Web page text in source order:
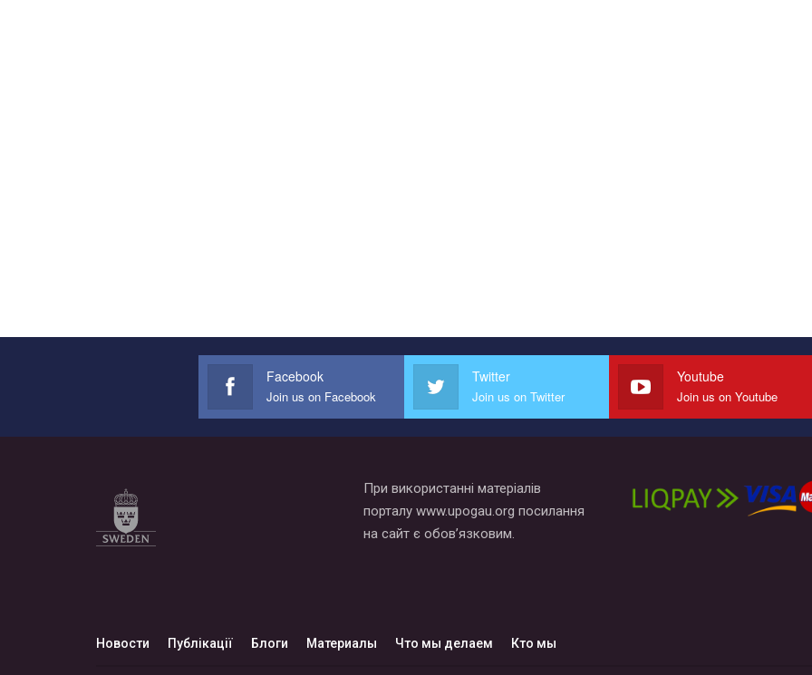
Facebook
Join us on Facebook
Twitter
Join us on Twitter
Youtube
Join us on Youtube
При використанні матеріалів
порталу www.upogau.org посилання
на сайт є обов’язковим.
Новости Публікації Блоги Материалы Что мы делаем Кто мы